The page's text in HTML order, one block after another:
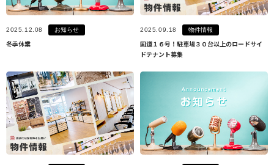
2025.12.08 お知らせ
冬季休業
2025.09.18 物件情報
国道１６号！駐車場３０台以上のロードサイ
ドテナント募集